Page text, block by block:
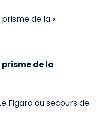
prisme de la